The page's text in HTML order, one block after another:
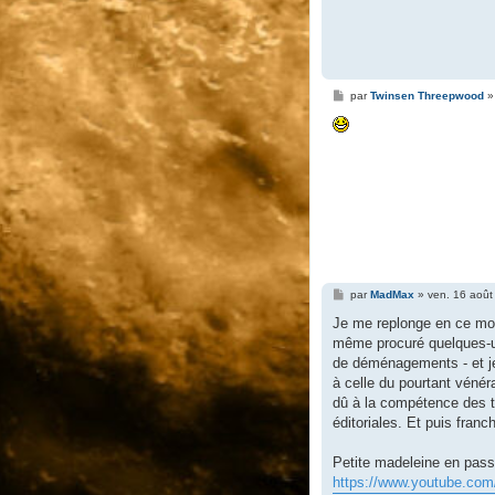
M
s
s
parTwinsen Threepwood »
M
s
a
g
parMadMax » ven. 16
Je me replonge en ce
même procuré
de déménagements - et
à celle du pourtant
dû à la compétence des
éditoriales. Et puis
Petite madeleine en
https://